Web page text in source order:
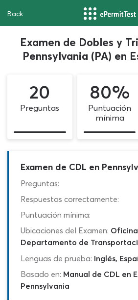
Back
Examen de Dobles y
Pennsylvania (PA) en
20
Preguntas
80%
Puntuación
mínima
Examen de CDL en
Preguntas:
Respuestas correctamente:
Puntuación mínima:
Ubicaciones del Examen:
Departamento de
Lenguas de prueba: Inglés,
Basado en: Manual de CDL en
Pennsylvania